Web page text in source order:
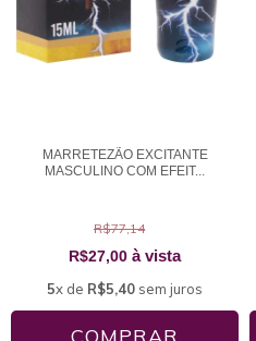
MARRETEZÃO EXCITANTE
MASCULINO COM EFEIT...
R$77,14
R$27,00 à vista
5x de R$5,40 sem juros